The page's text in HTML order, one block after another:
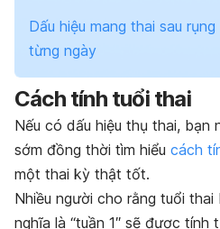
Dấu hiệu mang thai sau
từng ngày
Cách tính tuổi thai
Nếu có dấu hiệu thụ thai, bạn
sớm đồng thời tìm hiểu cách
một thai kỳ thật tốt.
Nhiều người cho rằng tuổi
nghĩa là “tuần 1″ sẽ được tính